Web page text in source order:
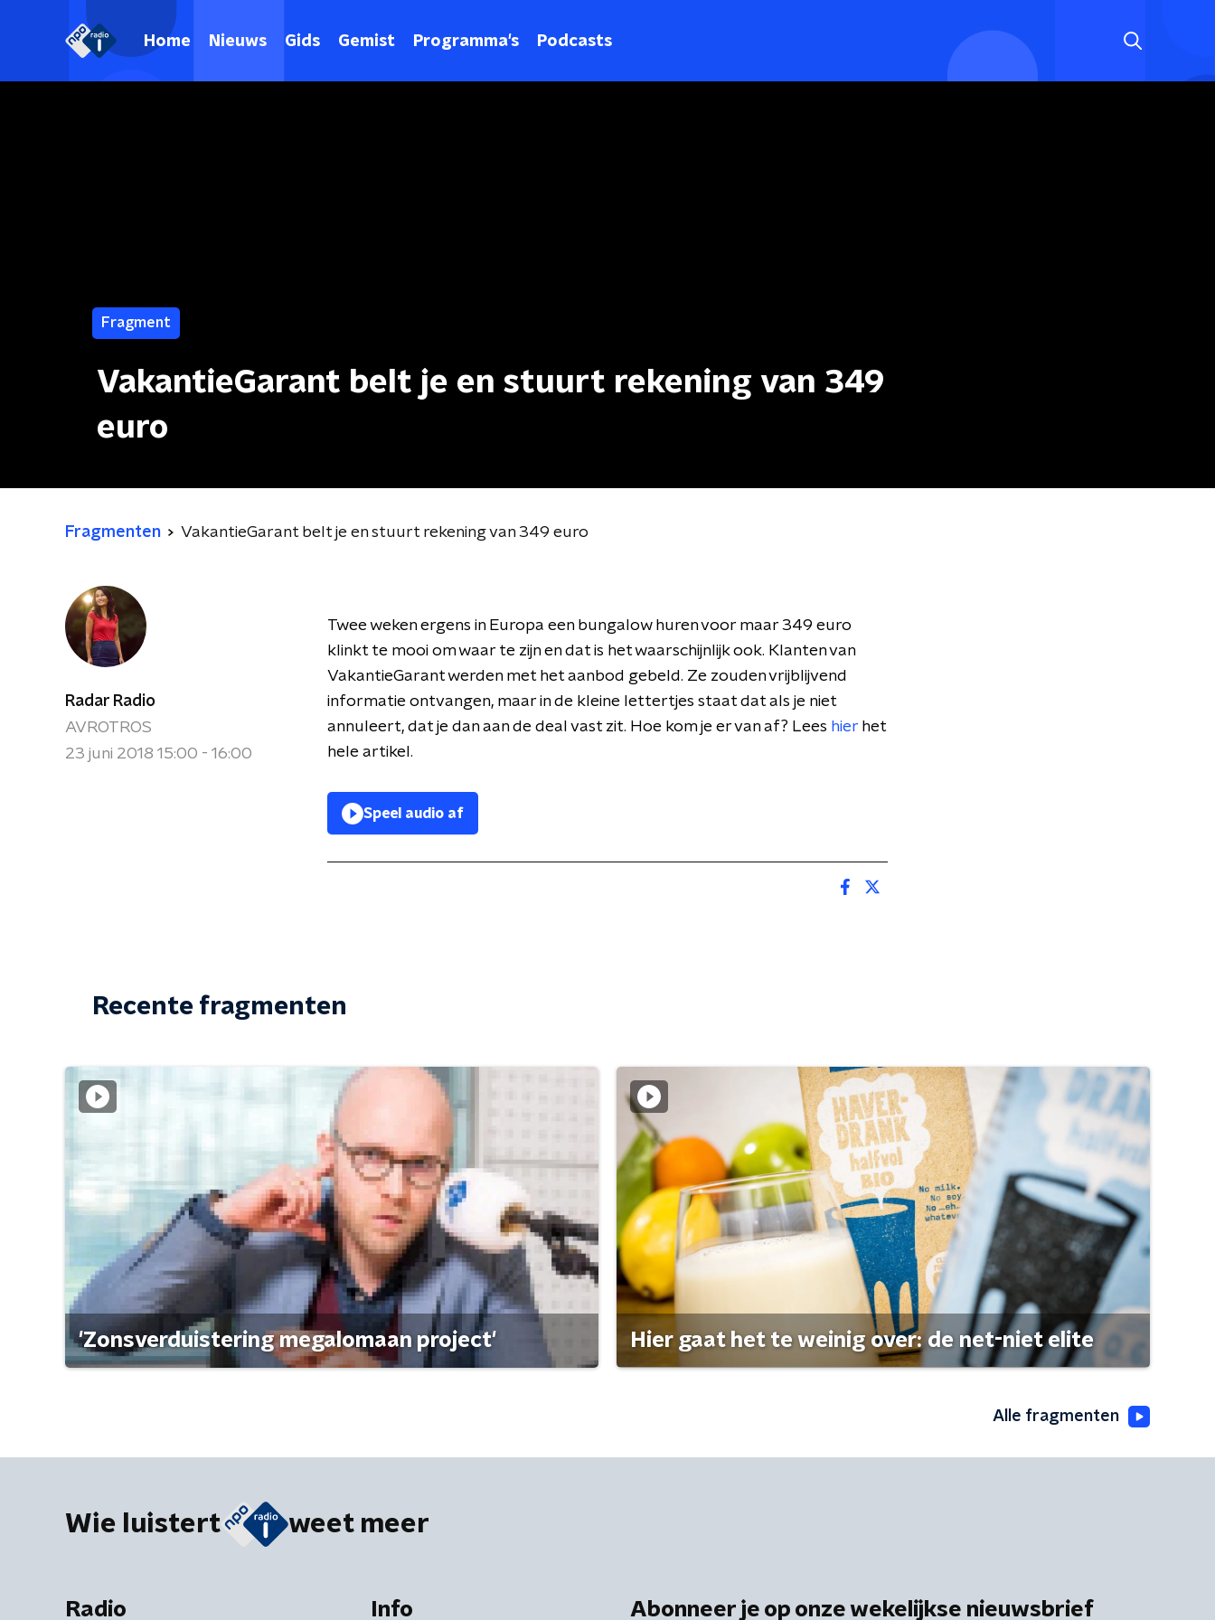
Home Nieuws Gids Gemist Programma's Podcasts
Fragment
VakantieGarant belt je en stuurt rekening van 349
euro
Fragmenten VakantieGarant belt je en stuurt rekening van 349 euro
Radar Radio
AVROTROS
23 juni 2018 15:00 - 16:00
Twee weken ergens in Europa een bungalow huren voor maar 349 euro
klinkt te mooi om waar te zijn en dat is het waarschijnlijk ook. Klanten van
VakantieGarant werden met het aanbod gebeld. Ze zouden vrijblijvend
informatie ontvangen, maar in de kleine lettertjes staat dat als je niet
annuleert, dat je dan aan de deal vast zit. Hoe kom je er van af? Lees hier het
hele artikel.
Speel audio af
Recente fragmenten
'Zonsverduistering megalomaan project' Hier gaat het te weinig over: de net-niet elite
Alle fragmenten
Wie luistert weet meer
Radio Info Abonneer je op onze wekelijkse nieuwsbrief